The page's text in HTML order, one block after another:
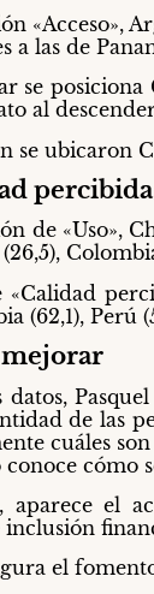
«Acceso»,
a las de
se posiciona
al
se ubicaron
percibida
de «Uso»,
«Calidad
(62,1), Perú
mejorar
datos,
de las
cuáles
cómo
aparece el
el